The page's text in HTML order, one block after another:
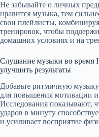
Не забывайте о личных
нравится музыка, тем
свои плейлисты,
тренировок, чтобы
домашних условиях и на
Слушание музыки во время
улучшить результаты
Добавьте ритмичную
для повышения мотивации
Исследования показывают,
ударов в минуту
и усиливает восприятие